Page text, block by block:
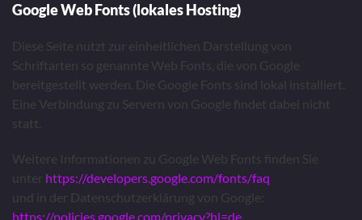
Google Web Fonts (lokales Hosting)
Diese Seite nutzt zur einheitlichen Darstellung von
Schriftarten so genannte Web Fonts, die von Google
bereitgestellt werden. Die Google Fonts sind lokal installiert.
Eine Verbindung zu Servern von Google findet dabei nicht
statt.
Weitere Informationen zu Google Web Fonts finden Sie
unter https://developers.google.com/fonts/faq
und in der Datenschutzerklärung von Google:
https://policies.google.com/privacy?hl=de